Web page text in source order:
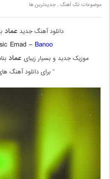
موضوعات:تک آهنگ ,جدیدترین ها
دانلود آهنگ جدیدعماد
Emad –Banoo
موزیک جدید و بسیار زیبای عماد
” برای دانلود آهنگ